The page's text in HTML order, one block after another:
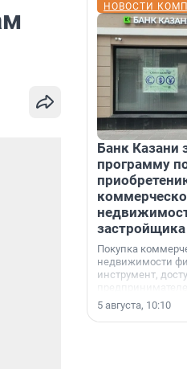
НОВОСТИ
Банк Казани
программу
застройщика
Покупка
недвижимости
инструмент,
офис, склад,
или готовый
успех сделки
5 августа, 10:10